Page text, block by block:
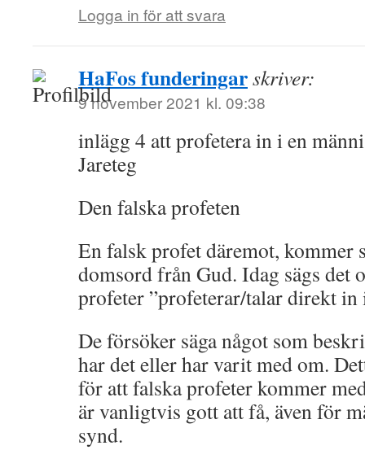
Logga in för att svara
HaFos funderingarskriver:
9 november 2021 kl. 09:38
inlägg 4 att profetera in i en
Jareteg
Den falska profeten
En falsk profet däremot, kommer
domsord från Gud. Idag sägs det
profeter ”profeterar/talar direkt
De försöker säga något som
har det eller har varit med om.
för att falska profeter kommer
är vanligtvis gott att få, även för
synd.